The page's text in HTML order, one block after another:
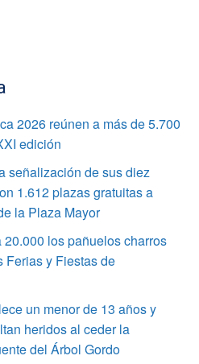
2026 reúnen a más de 5.700
edición
señalización de sus diez
1.612 plazas gratuitas a
la Plaza Mayor
los pañuelos charros
Ferias y Fiestas de
un menor de 13 años y
heridos al ceder la
del Árbol Gordo